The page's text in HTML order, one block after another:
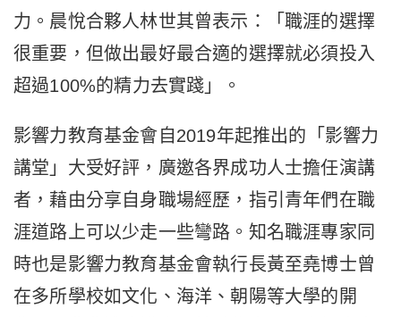
力。晨悅合夥人林世其曾表示：「職涯的選擇
很重要，但做出最好最合適的選擇就必須投入
超過100%的精力去實踐」。
影響力教育基金會自2019年起推出的「影響力
講堂」大受好評，廣邀各界成功人士擔任演講
者，藉由分享自身職場經歷，指引青年們在職
涯道路上可以少走一些彎路。知名職涯專家同
時也是影響力教育基金會執行長黃至堯博士曾
在多所學校如文化、海洋、朝陽等大學的開